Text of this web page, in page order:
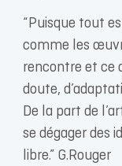
“Puisque tout
comme les
rencontre et ce
doute,
De la part de
se dégager des
libre.” G.Rouger